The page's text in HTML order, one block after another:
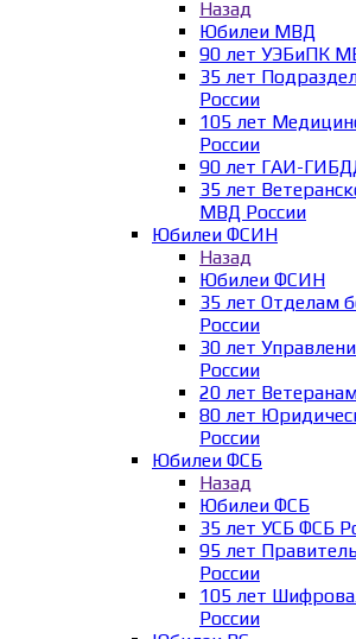
Назад
Юбилеи МВД
90 лет УЭБиПК
35 лет
России
105 лет
России
90 лет ГАИ-
35 лет
МВД России
Юбилеи ФСИН
Назад
Юбилеи ФСИН
35 лет Отделам
России
30 лет
России
20 лет
80 лет
России
Юбилеи ФСБ
Назад
Юбилеи ФСБ
35 лет УСБ ФСБ
95 лет
России
105 лет
России